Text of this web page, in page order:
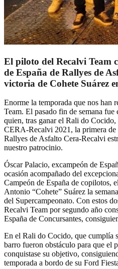
El piloto del Recalvi Team
de España de Rallyes de
victoria de Cohete Suárez
Enorme la temporada que nos han
Team. El pasado fin de semana fue
quien, tras ganar el Rali do Cocido,
CERA-Recalvi 2021, la primera de
Rallyes de Asfalto Cera-Recalvi
nuestro patrocinio.
Óscar Palacio, excampeón de
ocasión acompañado del
Campeón de España de copilotos,
Antonio “Cohete” Suárez la
del Supercampeonato. Con estos
Recalvi Team por segundo año
España de Concursantes,
En el Rali do Cocido, que cumplía
barro fueron obstáculo para que el
conquistase su objetivo,
temporada a bordo de su Ford